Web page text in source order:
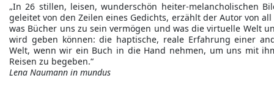
„In 26 stillen, leisen, wunderschön heiter-melancholischen
geleitet von den Zeilen eines Gedichts, erzählt der Autor von all
was Bücher uns zu sein vermögen und was die virtuelle Welt
wird geben können: die haptische, reale Erfahrung einer
Welt, wenn wir ein Buch in die Hand nehmen, um uns mit
Reisen zu begeben.“
Lena Naumann in mundus